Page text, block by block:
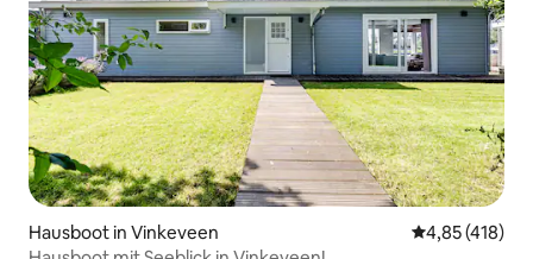
Hausboot in Vinkeveen
4,85 (418)